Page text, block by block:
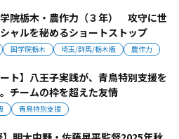
学院栃木・農作力（３年） 攻守に世
ャルを秘めるショートストップ
国学院栃木 埼玉/群馬/栃木版 農作力
ート】八王子実践が、青鳥特別支援を
チームの枠を超えた友情
青鳥特別支援